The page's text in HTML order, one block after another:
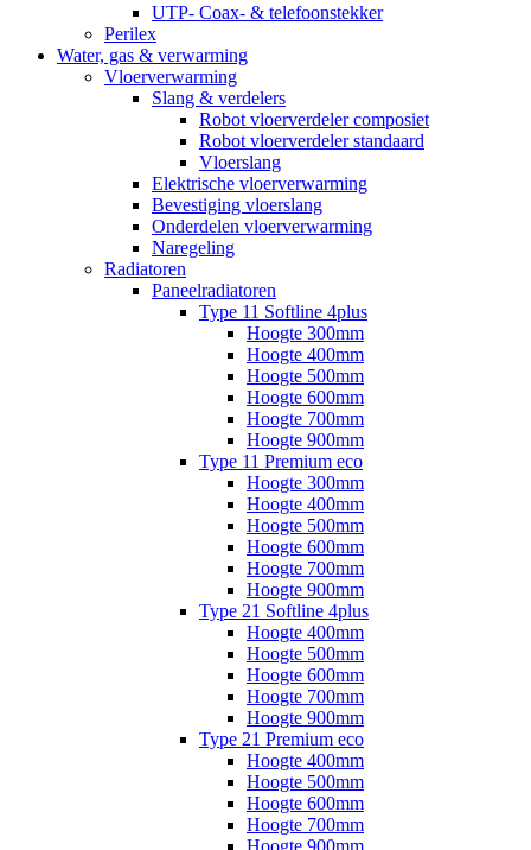
UTP- Coax- & telefoonstekker
Perilex
Water, gas & verwarming
Vloerverwarming
Slang & verdelers
Robot vloerverdeler composiet
Robot vloerverdeler standaard
Vloerslang
Elektrische vloerverwarming
Bevestiging vloerslang
Onderdelen vloerverwarming
Naregeling
Radiatoren
Paneelradiatoren
Type 11 Softline 4plus
Hoogte 300mm
Hoogte 400mm
Hoogte 500mm
Hoogte 600mm
Hoogte 700mm
Hoogte 900mm
Type 11 Premium eco
Hoogte 300mm
Hoogte 400mm
Hoogte 500mm
Hoogte 600mm
Hoogte 700mm
Hoogte 900mm
Type 21 Softline 4plus
Hoogte 400mm
Hoogte 500mm
Hoogte 600mm
Hoogte 700mm
Hoogte 900mm
Type 21 Premium eco
Hoogte 400mm
Hoogte 500mm
Hoogte 600mm
Hoogte 700mm
Hoogte 900mm